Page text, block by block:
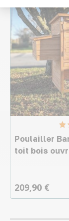
Poulailler
toit bois
209,90 €